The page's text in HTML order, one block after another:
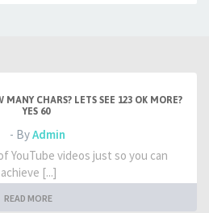
CHARS? LETS SEE 123 OK MORE?
YES 60
- ByAdmin
YouTube videos just so you can
achieve [...]
READ MORE